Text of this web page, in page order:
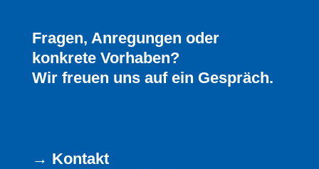
Fragen, Anregungen oder
konkrete Vorhaben?
Wir freuen uns auf ein Gespräch.
→ Kontakt